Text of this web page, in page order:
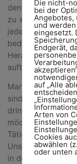
den Sport und
zu engagieren,
jedes Kind und
bedeutet, dass
auftreten,
Mark dazu: „Die
sind enorm,
dringend
möchten und
Tätigkeit haben,
Unser Ziel ist es,
in der sich alle
Die nicht-
bei der
Angebotes,
und
eingesetzt.
Endgerät,
auf „Alle
Arten von
Cookies
abwählen
oder unten